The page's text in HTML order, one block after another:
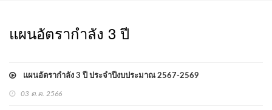
แผนอัตรากำลัง 3 ปี
แผนอัตรากำลัง 3 ปี ประจำปีงบประมาณ 2567-2569
03 ต.ค. 2566